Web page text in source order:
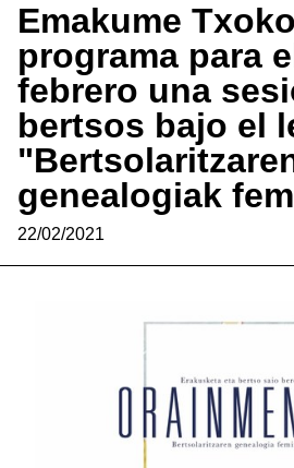
Emakume
programa para
febrero una
bertsos bajo el
genealogiak
22/02/2021